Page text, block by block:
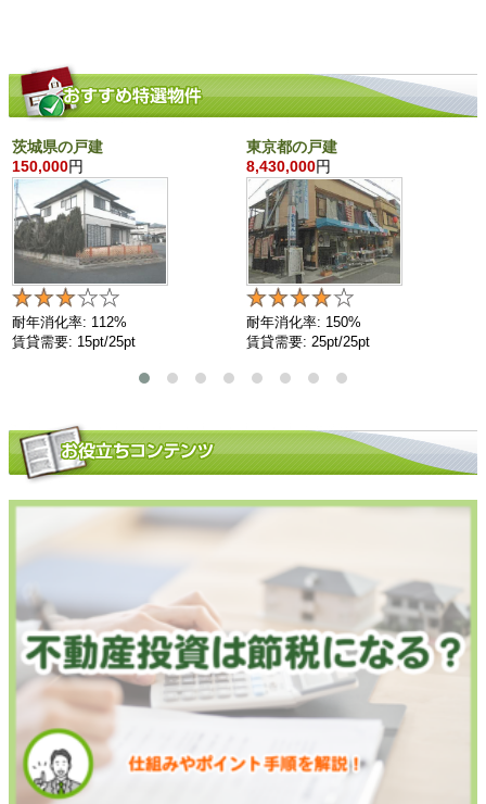
茨城県の戸建
150,000円
耐年消化率: 112%
賃貸需要: 15pt/25pt
東京都の戸建
8,430,000円
耐年消化率: 150%
賃貸需要: 25pt/25pt